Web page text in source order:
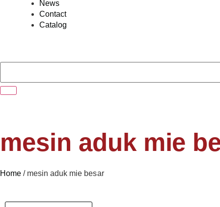
News
Contact
Catalog
mesin aduk mie
Home / mesin aduk mie besar